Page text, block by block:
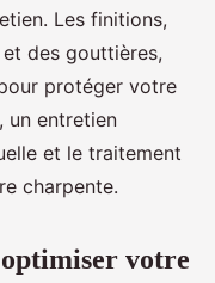
Les finitions,
des gouttières,
protéger votre
un entretien
et le traitement
charpente.
votre